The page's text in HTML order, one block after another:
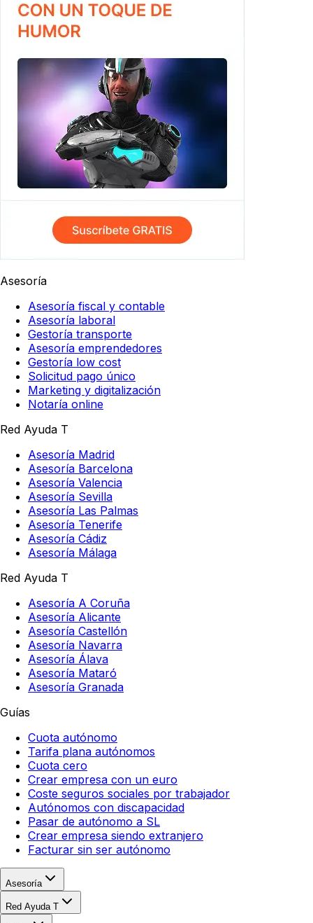
Asesoría
Asesoría fiscal y contable
Asesoría laboral
Gestoría transporte
Asesoría emprendedores
Gestoría low cost
Solicitud pago único
Marketing y digitalización
Notaría online
Red Ayuda T
Asesoría Madrid
Asesoría Barcelona
Asesoría Valencia
Asesoría Sevilla
Asesoría Las Palmas
Asesoría Tenerife
Asesoría Cádiz
Asesoría Málaga
Red Ayuda T
Asesoría A Coruña
Asesoría Alicante
Asesoría Castellón
Asesoría Navarra
Asesoría Álava
Asesoría Mataró
Asesoría Granada
Guías
Cuota autónomo
Tarifa plana autónomos
Cuota cero
Crear empresa con un euro
Coste seguros sociales por trabajador
Autónomos con discapacidad
Pasar de autónomo a SL
Crear empresa siendo extranjero
Facturar sin ser autónomo
Asesoría
Red Ayuda T